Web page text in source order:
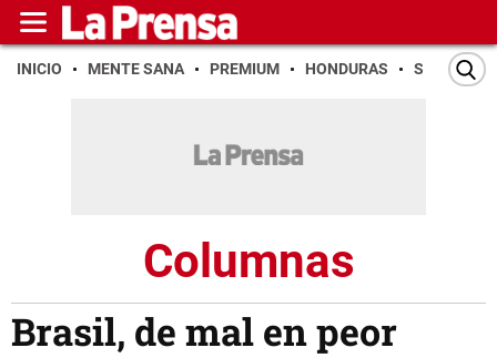
INICIO MENTE SANA PREMIUM HONDURAS SAN PEDRO
Columnas
Brasil, de mal en peor